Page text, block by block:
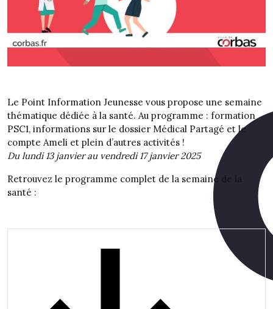
Le Point Information Jeunesse vous propose une semaine
thématique dédiée à la santé. Au programme : formation
PSC1, informations sur le dossier Médical Partagé et le
compte Ameli et plein d’autres activités !
Du lundi 13 janvier au vendredi 17 janvier 2025
Retrouvez le programme complet de la semaine de la
santé :